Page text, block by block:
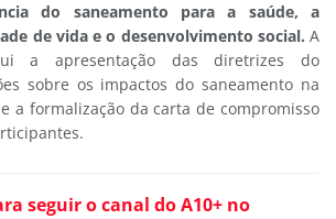
do saneamento para a saúde, a
de vida e o desenvolvimento social. A
a apresentação das diretrizes do
sobre os impactos do saneamento na
a formalização da carta de compromisso
seguir o canal do A10+ no